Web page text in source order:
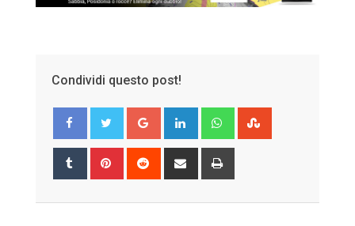
Condividi questo post!
Google+ LinkedIn Whatsapp
Tumblr Pinterest Reddit
Share